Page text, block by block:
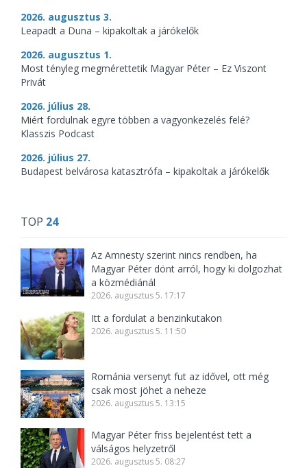
2026. augusztus 3.
Leapadt a Duna – kipakoltak a járókelők
2026. augusztus 1.
Most tényleg megmérettetik Magyar Péter – Ez Viszont
Privát
2026. július 28.
Miért fordulnak egyre többen a vagyonkezelés felé?
Klasszis Podcast
2026. július 27.
Budapest belvárosa katasztrófa – kipakoltak a járókelők
TOP 24
Az Amnesty szerint nincs rendben, ha
Magyar Péter dönt arról, hogy ki dolgozhat
a közmédiánál
2026. augusztus 5. 17:17
Itt a fordulat a benzinkutakon
2026. augusztus 5. 11:50
Románia versenyt fut az idővel, ott még
csak most jöhet a neheze
2026. augusztus 5. 13:15
Magyar Péter friss bejelentést tett a
válságos helyzetről
2026. augusztus 5. 08:27